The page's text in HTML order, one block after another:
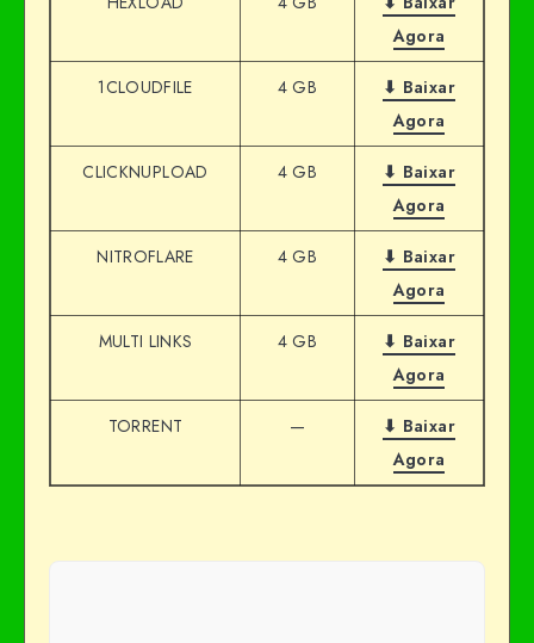
Agora
1CLOUDFILE 4 GB
⬇ Baixar
Agora
CLICKNUPLOAD 4 GB
⬇ Baixar
Agora
NITROFLARE 4 GB
⬇ Baixar
Agora
MULTI LINKS 4 GB
⬇ Baixar
Agora
TORRENT —
⬇ Baixar
Agora